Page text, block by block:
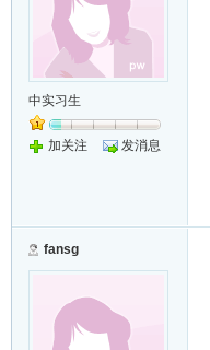
中实习生
加关注 发消息
fansg